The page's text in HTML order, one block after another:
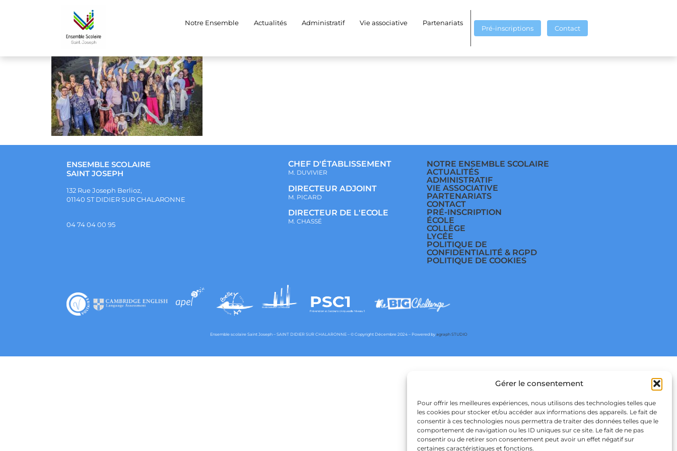
Gérer le consentement
Pour offrir les meilleures expériences, nous utilisons des technologies telles que
les cookies pour stocker et/ou accéder aux informations des appareils. Le fait de
consentir à ces technologies nous permettra de traiter des données telles que le
comportement de navigation ou les ID uniques sur ce site. Le fait de ne pas
consentir ou de retirer son consentement peut avoir un effet négatif sur
certaines caractéristiques et fonctions.
Notre Ensemble Actualités Administratif Vie associative Partenariats
Pré-inscriptions Contact
949311428
ENSEMBLE SCOLAIRE
SAINT JOSEPH
132 Rue Joseph Berlioz,
01140 ST DIDIER SUR CHALARONNE
04 74 04 00 95
CHEF D'ÉTABLISSEMENT
M. DUVIVIER
DIRECTEUR ADJOINT
M. PICARD
DIRECTEUR DE L'ECOLE
M. CHASSÉ
NOTRE ENSEMBLE SCOLAIRE
ACTUALITÉS
ADMINISTRATIF
VIE ASSOCIATIVE
PARTENARIATS
CONTACT
PRÉ-INSCRIPTION
ÉCOLE
COLLÈGE
LYCÉE
POLITIQUE DE
CONFIDENTIALITÉ & RGPD
POLITIQUE DE COOKIES
Ensemble scolaire Saint Joseph – SAINT DIDIER SUR CHALARONNE – © Copyright Décembre 2024 – Powered by agraph STUDIO